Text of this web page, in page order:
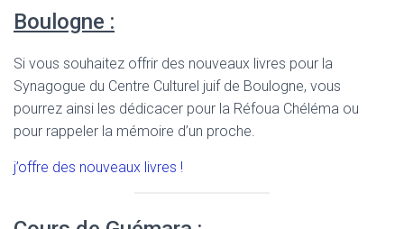
Boulogne :
Si vous souhaitez offrir des nouveaux livres pour la
Synagogue du Centre Culturel juif de Boulogne, vous
pourrez ainsi les dédicacer pour la Réfoua Chéléma ou
pour rappeler la mémoire d’un proche.
j’offre des nouveaux livres !